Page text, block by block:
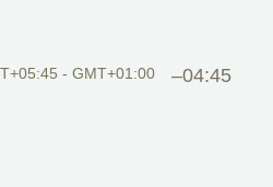
–04:45
- GMT+01:00